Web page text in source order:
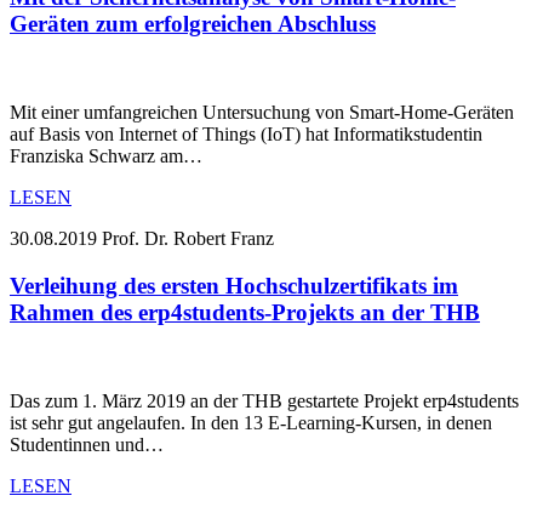
Geräten zum erfolgreichen Abschluss
Mit einer umfangreichen Untersuchung von Smart-Home-Geräten
auf Basis von Internet of Things (IoT) hat Informatikstudentin
Franziska Schwarz am…
LESEN
30.08.2019 Prof. Dr. Robert Franz
Verleihung des ersten Hochschulzertifikats im
Rahmen des erp4students-Projekts an der THB
Das zum 1. März 2019 an der THB gestartete Projekt erp4students
ist sehr gut angelaufen. In den 13 E-Learning-Kursen, in denen
Studentinnen und…
LESEN